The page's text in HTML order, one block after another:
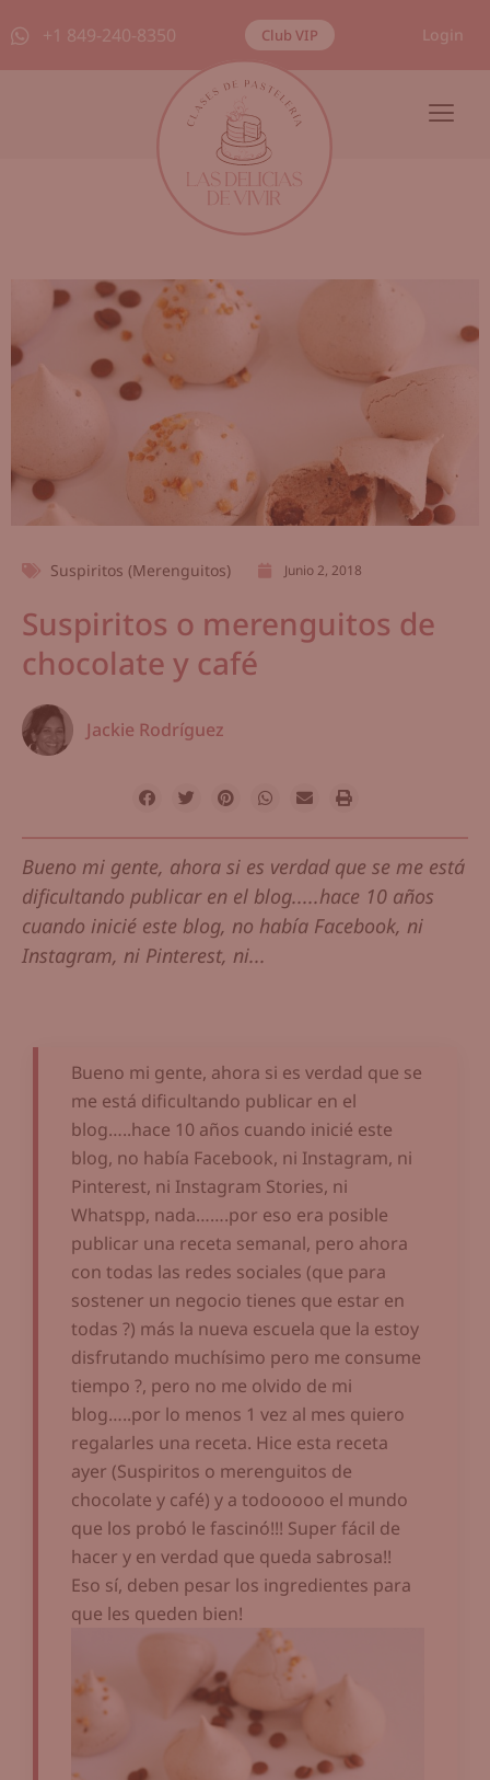
+1 849-240-8350 Club VIP Login
Suspiritos (Merenguitos) Junio 2, 2018
Suspiritos o merenguitos de
chocolate y café
Jackie Rodríguez
Bueno mi gente, ahora si es verdad que se me está
dificultando publicar en el blog.....hace 10 años
cuando inicié este blog, no había Facebook, ni
Instagram, ni Pinterest, ni...
Bueno mi gente, ahora si es verdad que se
me está dificultando publicar en el
blog…..hace 10 años cuando inicié este
blog, no había Facebook, ni Instagram, ni
Pinterest, ni Instagram Stories, ni
Whatspp, nada…….por eso era posible
publicar una receta semanal, pero ahora
con todas las redes sociales (que para
sostener un negocio tienes que estar en
todas ?) más la nueva escuela que la estoy
disfrutando muchísimo pero me consume
tiempo ?, pero no me olvido de mi
blog…..por lo menos 1 vez al mes quiero
regalarles una receta. Hice esta receta
ayer (Suspiritos o merenguitos de
chocolate y café) y a todooooo el mundo
que los probó le fascinó!!! Super fácil de
hacer y en verdad que queda sabrosa!!
Eso sí, deben pesar los ingredientes para
que les queden bien!